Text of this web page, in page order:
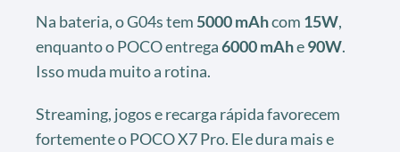
Na bateria, o G04s tem 5000 mAhcom 15W,
enquanto o POCO entrega6000 mAhe90W.
Isso muda muito a rotina.
Streaming, jogos e recarga rápida favorecem
fortemente o POCO X7 Pro. Ele dura mais e